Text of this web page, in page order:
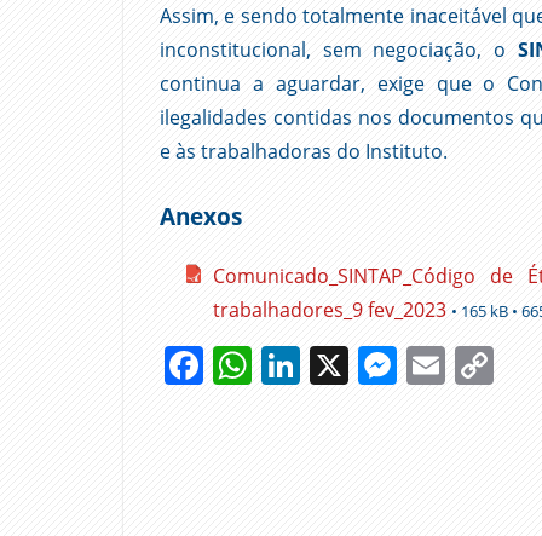
Assim, e sendo totalmente inaceitável
inconstitucional, sem negociação, o
continua a aguardar, exige que o
ilegalidades contidas nos documentos
e às trabalhadoras do Instituto.
Anexos
Comunicado_SINTAP_Código
trabalhadores_9 fev_2023 • 165 kB •
Facebook
WhatsApp
LinkedIn
X Email